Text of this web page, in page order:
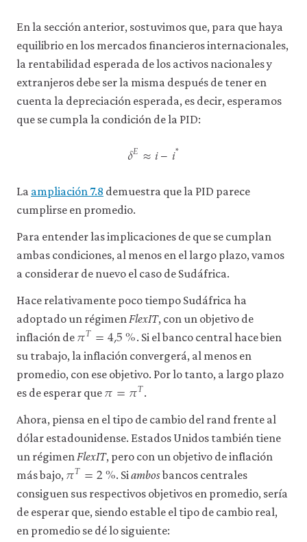
obtener
información
detallada
sobre
cookies
que
de
privacidad.
Aceptar
solo
cookies
necesarias
Aceptar
todas
las
cookies
En la sección anterior, sostuvimos que, para que haya
equilibrio en los mercados financieros internacionales,
la rentabilidad esperada de los activos nacionales y
extranjeros debe ser la misma después de tener en
cuenta la depreciación esperada, es decir, esperamos
que se cumpla la condición de la PID:
𝛿𝐸≈𝑖–𝑖*
La ampliación 7.8 demuestra que la PID parece
cumplirse en promedio.
Para entender las implicaciones de que se cumplan
ambas condiciones, al menos en el largo plazo, vamos
a considerar de nuevo el caso de Sudáfrica.
Hace relativamente poco tiempo Sudáfrica ha
adoptado un régimen FlexIT, con un objetivo de
inflación de𝜋𝑇=4,5%
T= 4,5 %
. Si el banco central hace bien
su trabajo, la inflación convergerá, al menos en
promedio, con ese objetivo. Por lo tanto, a largo plazo
es de esperar que𝜋=𝜋𝑇.
Ahora, piensa en el tipo de cambio del rand frente al
dólar estadounidense. Estados Unidos también tiene
un régimen FlexIT, pero con un objetivo de inflación
más bajo, 𝜋𝑇=2%
T= % . Si ambosbancos centrales
consiguen sus respectivos objetivos en promedio, sería
de esperar que, siendo estable el tipo de cambio real,
en promedio se dé lo siguiente: